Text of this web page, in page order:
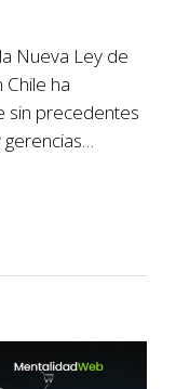
Nueva Ley de
ha
sin precedentes